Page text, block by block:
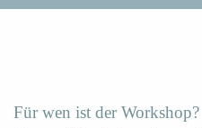
Für wen ist der Workshop?